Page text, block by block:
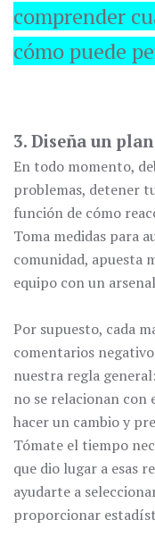
comprender
cómo puede
3. Diseña un
En todo momento,
problemas, detener
función de cómo
Toma medidas para
comunidad, apuesta
equipo con un
Por supuesto, cada
comentarios
nuestra regla
no se relacionan con
hacer un cambio y
Tómate el tiempo
que dio lugar a esas
ayudarte a
proporcionar